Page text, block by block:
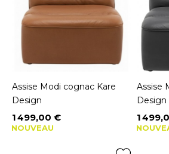
Assise Modi cognac Kare
Design
Prix
1 499,00 €
NOUVEAU
Assise
Design
Prix
1